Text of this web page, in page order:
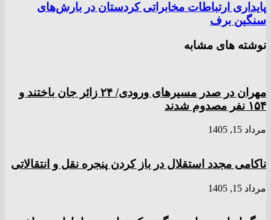
پایداری ارتباطات مخابراتی کردستان در بارش‌های
سنگین برف
نوشته های مشابه
مهران در صدر مسیر‌های ورودی/ ۲۴ زائر جان باختند و
۱۵۴ نفر مصدوم شدند
مرداد 15, 1405
ناکامی مجدد استقلال در باز کردن پنجره نقل و انتقالاتی
مرداد 15, 1405